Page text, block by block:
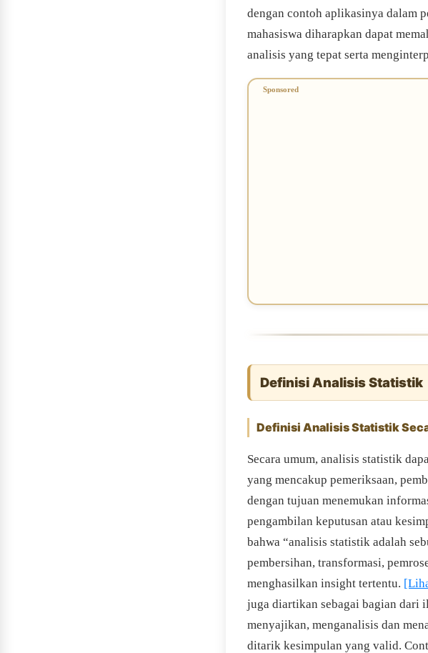
dengan contoh aplikasinya dalam
mahasiswa diharapkan dapat
analisis yang tepat serta
Definisi Analisis Statistik
Definisi Analisis Statistik
Secara umum, analisis statistik
yang mencakup pemeriksaan,
dengan tujuan menemukan
pengambilan keputusan atau
bahwa “analisis statistik adalah
pembersihan, transformasi,
menghasilkan insight tertentu.
juga diartikan sebagai bagian dari
menyajikan, menganalisis dan
ditarik kesimpulan yang valid.